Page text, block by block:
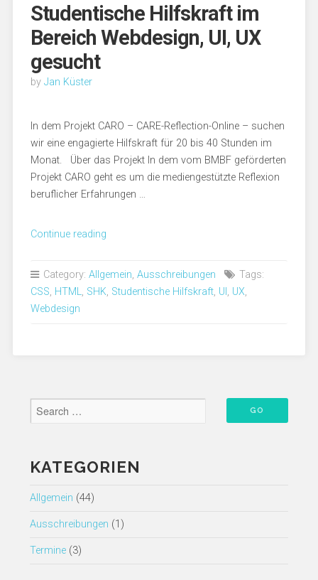
Studentische Hilfskraft im
Bereich Webdesign, UI, UX
gesucht
by Jan Küster
In dem Projekt CARO – CARE-Reflection-Online – suchen
wir eine engagierte Hilfskraft für 20 bis 40 Stunden im
Monat. Über das Projekt In dem vom BMBF geförderten
Projekt CARO geht es um die mediengestützte Reflexion
beruflicher Erfahrungen …
Continue reading„Studentische
Bereich
Category: Allgemein, Ausschreibungen
Tags:
CSS, HTML, SHK, Studentische Hilfskraft, UI , UX,
Webdesign
KATEGORIEN
Allgemein (44)
Ausschreibungen (1)
Termine(3)